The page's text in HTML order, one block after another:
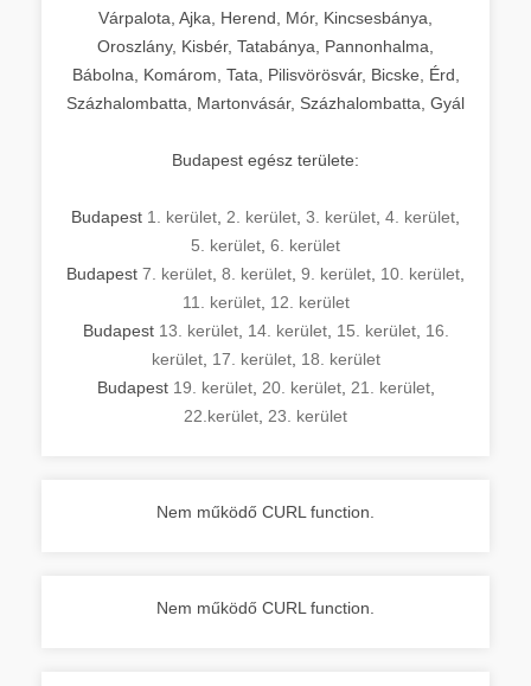
Várpalota, Ajka, Herend, Mór, Kincsesbánya,
Oroszlány, Kisbér, Tatabánya, Pannonhalma,
Bábolna, Komárom, Tata, Pilisvörösvár, Bicske, Érd,
Százhalombatta, Martonvásár, Százhalombatta, Gyál
Budapest egész területe:
Budapest 1. kerület 2. kerület 3. kerület 4. kerület
5. kerület 6. kerület
Budapest 7. kerület 8. kerület 9. kerület 10. kerület
11. kerület, 12. kerület
Budapest 13. kerület, 14. kerület, 15. kerület, 16.
kerület, 17. kerület, 18. kerület
Budapest 19. kerület, 20. kerület, 21. kerület,
22.kerület 23. kerület
Nem működő CURL function.
Nem működő CURL function.